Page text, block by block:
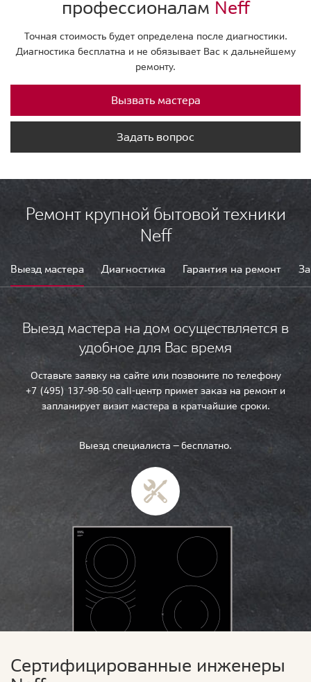
профессионалам Neff
Точная стоимость будет определена после диагностики.
Диагностика бесплатна и не обязывает Вас к дальнейшему
ремонту.
Вызвать мастера
Задать вопрос
Ремонт крупной бытовой техники
Neff
Выезд мастера Диагностика Гарантия на ремонт
Выезд мастера на дом осуществляется в
удобное для Вас время
Оставьте заявку на сайте или позвоните по телефону
+7 (495) 137-98-50 call-центр примет заказ на ремонт и
запланирует визит мастера в кратчайшие сроки.
Выезд специалиста — бесплатно.
Сертифицированные инженеры